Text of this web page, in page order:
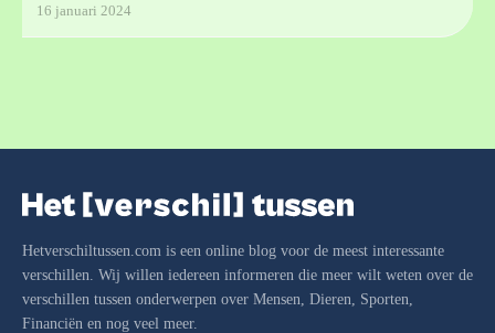
16 januari 2024
Hetverschiltussen.com is een online blog voor de meest interessante
verschillen. Wij willen iedereen informeren die meer wilt weten over de
verschillen tussen onderwerpen over Mensen, Dieren, Sporten,
Financiën en nog veel meer.